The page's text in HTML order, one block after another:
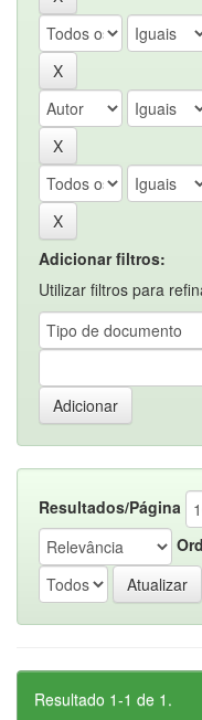
Adicionar filtros:
Utilizar filtros para
Resultados/Página
Resultado 1-1 de 1.